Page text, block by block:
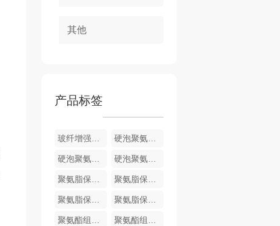
其他
产品标签
玻纤增强聚氨酯节能门窗 硬泡聚氨酯复合浅荔枝面陶瓷薄板保温装饰一体板
硬泡聚氨酯复合哑光面陶瓷薄板保温装饰一体板 硬泡聚氨酯陶瓷薄板一体板
聚氨脂保温装饰一体化板 聚氨脂保温装饰一体化板
聚氨脂保温装饰一体化板 聚氨脂保温装饰一体化板
聚氨酯组合料 聚氨酯组合料